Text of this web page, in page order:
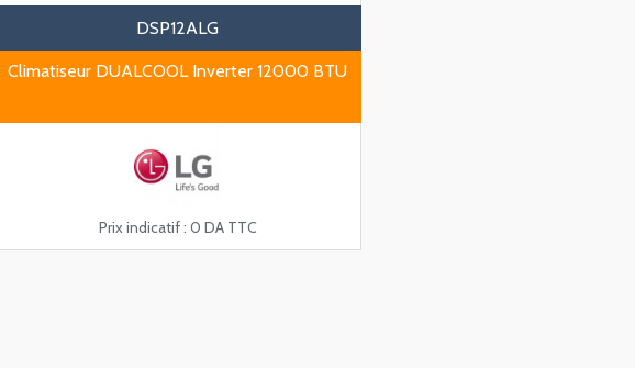
DSP12ALG
Climatiseur DUALCOOL Inverter 12000 BTU
Prix indicatif : 0 DA TTC